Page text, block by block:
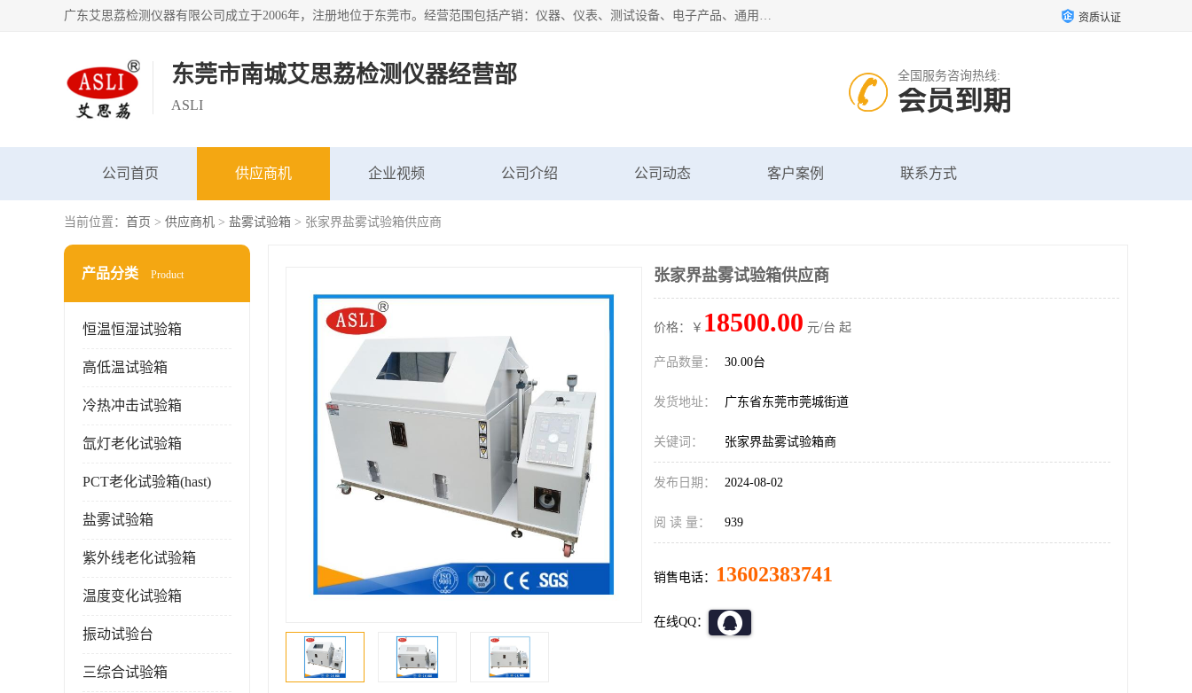
广东艾思荔检测仪器有限公司成立于2006年，注册地位于东莞市。经营范围包括产销：仪器、仪表、测试设备、电子产品、通用机械设；主要产品有： 恒温恒湿试验箱,冷热冲击试验箱,高低温试验箱,速温变化试验箱,高压加速老化试验箱,三综合试验箱,振动试验台等产品，欢迎选购。 资质认证
东莞市南城艾思荔检测仪器经营部
ASLI
全国服务咨询热线:
会员到期
公司首页 供应商机 企业视频 公司介绍 公司动态 客户案例 联系方式
当前位置： 首页 > 供应商机 > 盐雾试验箱 > 张家界盐雾试验箱供应商
产品分类 Product
恒温恒湿试验箱
高低温试验箱
冷热冲击试验箱
氙灯老化试验箱
PCT老化试验箱(hast)
盐雾试验箱
紫外线老化试验箱
温度变化试验箱
振动试验台
三综合试验箱
张家界盐雾试验箱供应商
价格：￥ 18500.00 元/台 起
产品数量： 30.00台
发货地址： 广东省东莞市莞城街道
关键词： 张家界盐雾试验箱商
发布日期： 2024-08-02
阅 读 量： 939
销售电话： 13602383741
在线QQ：